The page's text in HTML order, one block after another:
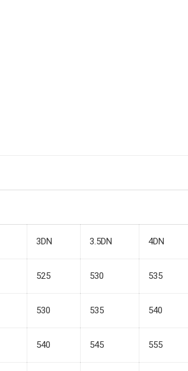
3DN 3.5DN 4DN
525 530 535
530 535 540
540 545 555